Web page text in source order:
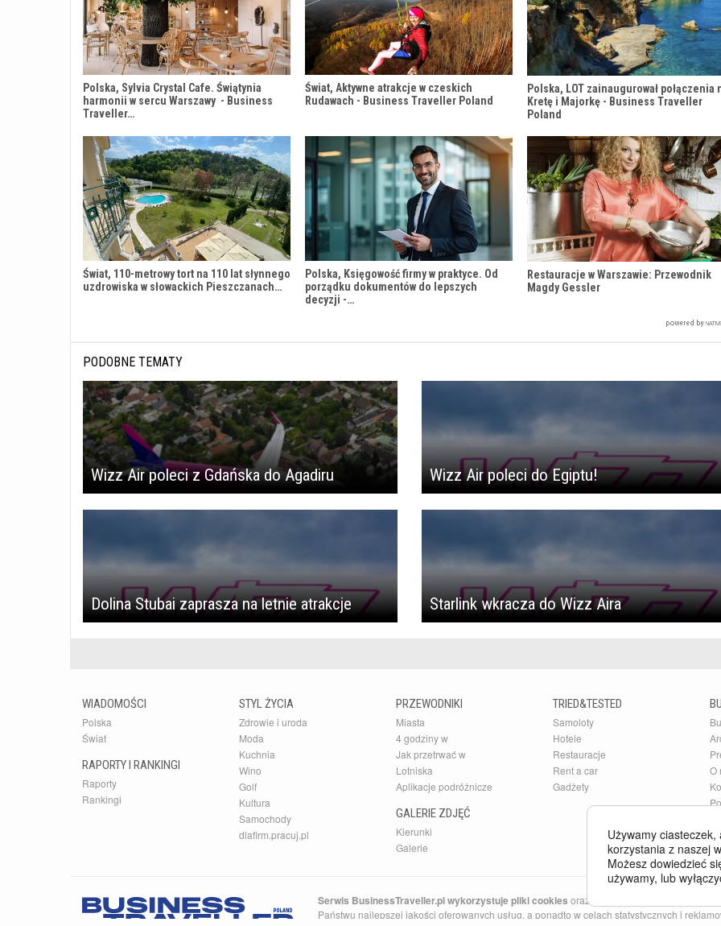
Polska, Sylvia Crystal Cafe. Świątynia
harmonii w sercu Warszawy - Business
Traveller…
Świat, Aktywne atrakcje w czeskich
Rudawach - Business Traveller Poland
Polska, LOT zainaugurował połączenia
Kretę i Majorkę - Business Traveller
Poland
Świat, 110-metrowy tort na 110 lat słynnego
uzdrowiska w słowackich Pieszczanach…
Polska, Księgowość firmy w praktyce. Od
porządku dokumentów do lepszych
decyzji -…
Restauracje w Warszawie: Przewodnik
Magdy Gessler
PODOBNE TEMATY
Wizz Air poleci z Gdańska do Agadiru Wizz Air poleci do Egiptu!
Dolina Stubai zaprasza na letnie atrakcje Starlink wkracza do Wizz Aira
WIADOMOŚCI
Polska
Świat
RAPORTY I RANKINGI
Raporty
Rankingi
STYL ŻYCIA
Zdrowie i uroda
Moda
Kuchnia
Wino
Golf
Kultura
Samochody
dlafirm.pracuj.pl
PRZEWODNIKI
Miasta
4 godziny w
Jak przetrwać w
Lotniska
Aplikacje podróżnicze
GALERIE ZDJĘĆ
Kierunki
Galerie
TRIED&TESTED
Samoloty
Hotele
Restauracje
Rent a car
Gadżety
O
Serwis BusinessTraveller.pl wykorzystuje pliki cookies oraz inne technologie o
Państwu najlepszej jakości oferowanych usług, a ponadto w celach statystycznych i
Używamy
korzystania z naszej
Możesz dowiedzieć
używamy, lub